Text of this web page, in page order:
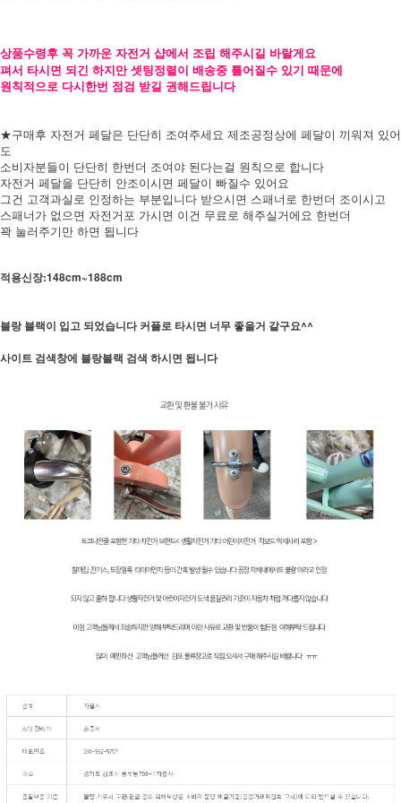
상품수령후 꼭 가까운 자전거 샵에서 조립 해주시길 바랄게요
펴서 타시면 되긴 하지만 셋팅정렬이 배송중 틀어질수 있기 때문에
원칙적으로 다시한번 점검 받길 권해드립니다
★구매후 자전거 페달은 단단히 조여주세요 제조공정상에 페달이 끼워져 있어
도
소비자분들이 단단히 한번더 조여야 된다는걸 원칙으로 합니다
자전거 페달을 단단히 안조이시면 페달이 빠질수 있어요
그건 고객과실로 인정하는 부분입니다 받으시면 스패너로 한번더 조이시고
스패너가 없으면 자전거포 가시면 이건 무료로 해주실거에요 한번더
꽉 눌러주기만 하면 됩니다
적용신장:148cm~188cm
블랑 블랙이 입고 되었습니다 커플로 타시면 너무 좋을거 같구요^^
사이트 검색창에 블랑블랙 검색 하시면 됩니다